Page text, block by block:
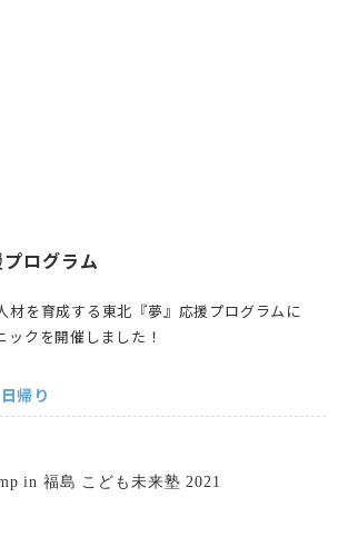
ログラム
材を育成する東北『夢』応援プログラムに
ックを開催しました！
日帰り